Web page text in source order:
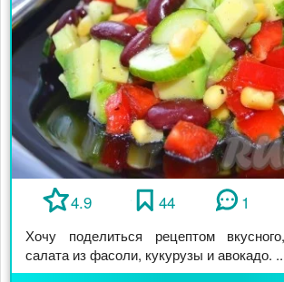
4.9 44 1
Хочу поделиться рецептом
салата из фасоли, кукурузы и авокадо.